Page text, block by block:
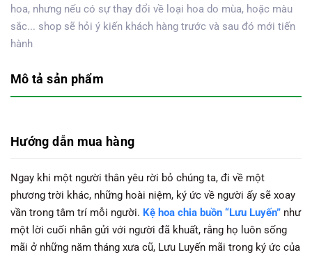
hoa, nhưng nếu có sự thay đổi về loại hoa do mùa, hoặc màu
sắc... shop sẽ hỏi ý kiến khách hàng trước và sau đó mới tiến
hành
Mô tả sản phẩm
Hướng dẫn mua hàng
Ngay khi một người thân yêu rời bỏ chúng ta, đi về một
phương trời khác, những hoài niệm, ký ức về người ấy sẽ xoay
vần trong tâm trí mỗi người. Kệ hoa chia buồn “Lưu Luyến” như
một lời cuối nhắn gửi với người đã khuất, rằng họ luôn sống
mãi ở những năm tháng xưa cũ, Lưu Luyến mãi trong ký ức của